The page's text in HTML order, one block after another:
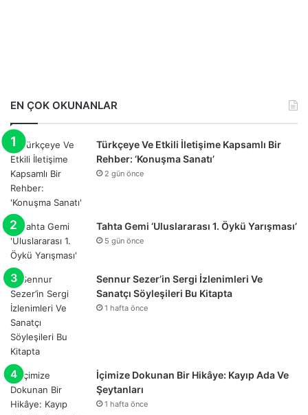
EN ÇOK OKUNANLAR
Türkçeye Ve Etkili İletişime Kapsamlı Bir
Rehber: ‘Konuşma Sanatı’
2 gün önce
Tahta Gemi ‘Uluslararası 1. Öykü Yarışması’
5 gün önce
Sennur Sezer’in Sergi İzlenimleri Ve
Sanatçı Söyleşileri Bu Kitapta
1 hafta önce
İçimize Dokunan Bir Hikâye: Kayıp Ada Ve
Şeytanları
1 hafta önce